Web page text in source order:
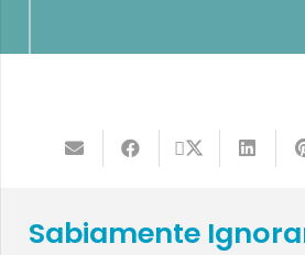
Sabiamente